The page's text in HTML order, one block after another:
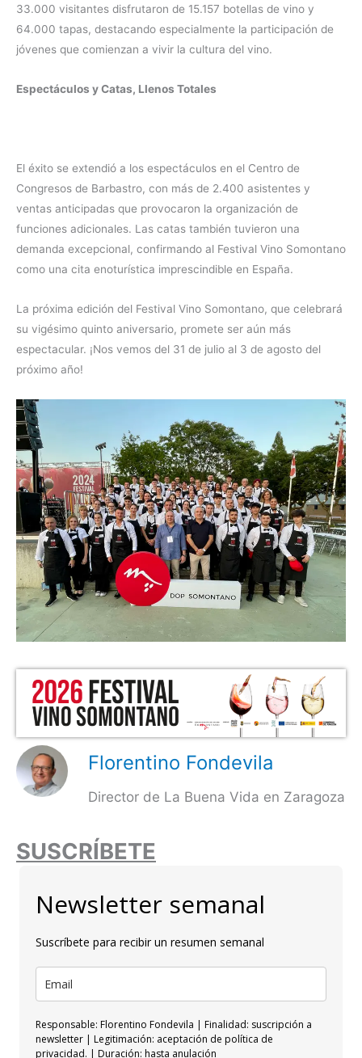
33.000 visitantes disfrutaron de 15.157 botellas de vino y
64.000 tapas, destacando especialmente la participación de
jóvenes que comienzan a vivir la cultura del vino.
Espectáculos y Catas, Llenos Totales
El éxito se extendió a los espectáculos en el Centro de
Congresos de Barbastro, con más de 2.400 asistentes y
ventas anticipadas que provocaron la organización de
funciones adicionales. Las catas también tuvieron una
demanda excepcional, confirmando al Festival Vino Somontano
como una cita enoturística imprescindible en España.
La próxima edición del Festival Vino Somontano, que celebrará
su vigésimo quinto aniversario, promete ser aún más
espectacular. ¡Nos vemos del 31 de julio al 3 de agosto del
próximo año!
Florentino Fondevila
Director de La Buena Vida en Zaragoza
SUSCRÍBETE
Newsletter semanal
Suscríbete para recibir un resumen semanal
Responsable: Florentino Fondevila | Finalidad: suscripción a
newsletter | Legitimación: aceptación de política de
privacidad. | Duración: hasta anulación